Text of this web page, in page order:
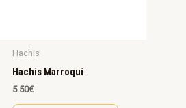
Hachis
Hachis Marroquí
5.50€